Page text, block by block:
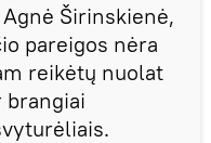
Širinskienė,
pareigos nėra
reikėtų nuolat
brangiai